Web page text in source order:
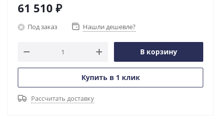
61 510 ₽
Под заказ Нашли дешевле?
В корзину
Купить в 1 клик
Рассчитать доставку